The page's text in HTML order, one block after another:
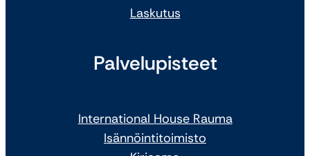
Laskutus
Palvelupisteet
International House Rauma
Isännöintitoimisto